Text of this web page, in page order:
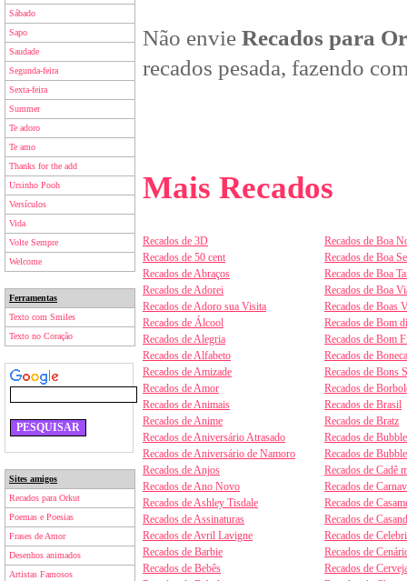
Sábado
Sapo
Saudade
Segunda-feira
Sexta-feira
Summer
Te adoro
Te amo
Thanks for the add
Ursinho Pooh
Versículos
Vida
Volte Sempre
Welcome
Ferramentas
Texto com Smiles
Texto no Coração
Sites amigos
Recados para Orkut
Poemas e Poesias
Frases de Amor
Desenhos animados
Artistas Famosos
Não envie Recados para
recados pesada, fazendo
Mais Recados
Recados de 3D
Recados de 50 cent
Recados de Abraços
Recados de Adorei
Recados de Adoro sua Visita
Recados de Álcool
Recados de Alegria
Recados de Alfabeto
Recados de Amizade
Recados de Amor
Recados de Animais
Recados de Anime
Recados de Aniversário Atrasado
Recados de Aniversário de Namoro
Recados de Anjos
Recados de Ano Novo
Recados de Ashley Tisdale
Recados de Assinaturas
Recados de Avril Lavigne
Recados de Barbie
Recados de Bebês
Recados de Boa
Recados de Boa
Recados de Boa
Recados de Boa
Recados de Boas
Recados de Bom
Recados de Bom
Recados de
Recados de Bons
Recados de
Recados de Brasil
Recados de Bratz
Recados de
Recados de
Recados de Cadê
Recados de
Recados de
Recados de
Recados de
Recados de
Recados de